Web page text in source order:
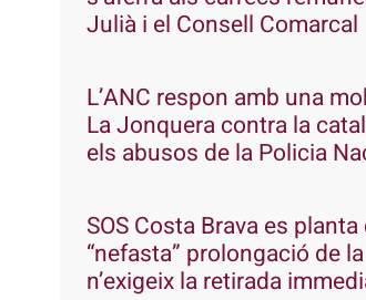
Julià i el Consell Comarcal
L’ANC respon amb una
La Jonquera contra la
els abusos de la Policia
SOS Costa Brava es
“nefasta” prolongació de
n’exigeix la retirada